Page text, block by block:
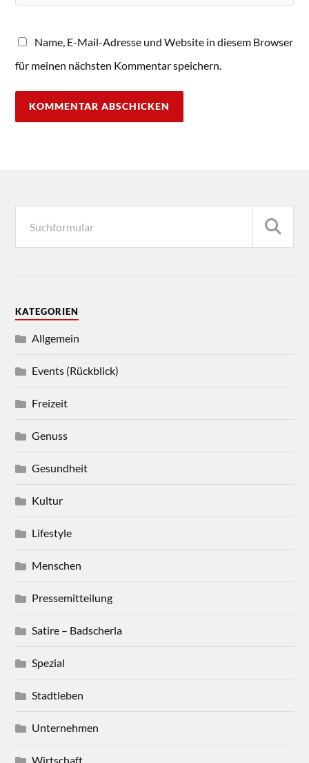
Name, E-Mail-Adresse und Website in diesem Browser
für meinen nächsten Kommentar speichern.
KATEGORIEN
Allgemein
Events (Rückblick)
Freizeit
Genuss
Gesundheit
Kultur
Lifestyle
Menschen
Pressemitteilung
Satire – Badscherla
Spezial
Stadtleben
Unternehmen
Wirtschaft